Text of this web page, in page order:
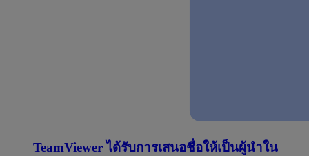
TeamViewer ได้รับการเสนอชื่อให้เป็นผู้นำใน